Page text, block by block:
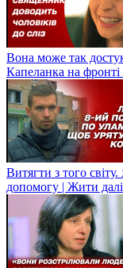
Вона може так
Капеланка на
Витягти з того
допомогу | Жити далі